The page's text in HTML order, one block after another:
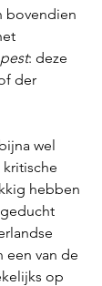
bovendien
: deze
der
wel
hebben
een van de
op